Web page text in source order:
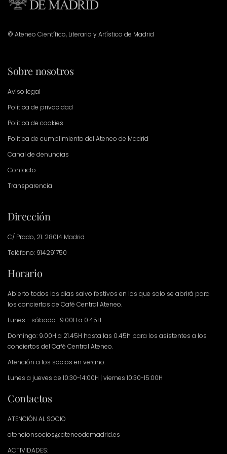
© Ateneo Científico, Literario y Artístico de Madrid
Sobre nosotros
Aviso legal
Política de privacidad
Política de cookies
Política de cumplimiento del Ateneo de Madrid
Canal de denuncias
Contacto
Transparencia
Dirección
C/ Prado, 21. 28014 Madrid
Teléfono: 914291750
Horario
Abierto todos los días salvo festivos en los que solo se abrirá para
los conciertos de Café Central Ateneo.
Lunes - sábado : 9.00H a 0.45H
Domingo: 9.00H a 21.45H hasta las 0.45h para los asistentes a los
conciertos del Café Central Ateneo.
Atención a los socios en verano:
Lunes a jueves de 10:30-14:00H | viernes 10:30-15:00H
Contactos
ATENCIÓN AL SOCIO
atencionsocios@ateneodemadrid.es
ACTIVIDADES: